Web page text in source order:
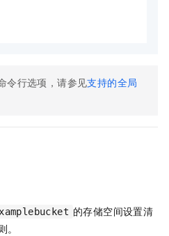
令行选项，请参见支持的全局
的存储空间设置清